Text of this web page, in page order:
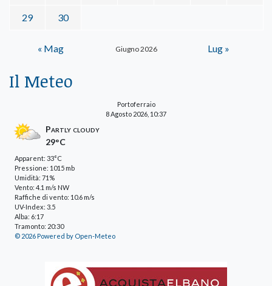
Giugno 2026
29 30
« Mag Lug »
Il Meteo
Portoferraio
8 Agosto 2026, 10:37
Partly cloudy
29°C
Apparent: 33°C
Pressione: 1015 mb
Umidità: 71%
Vento: 4.1 m/s NW
Raffiche di vento: 10.6 m/s
UV-Index: 3.5
Alba: 6:17
Tramonto: 20:30
© 2026 Powered by Open-Meteo